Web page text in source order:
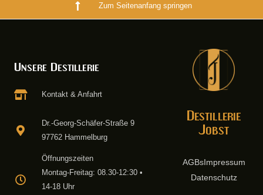
Zum Seitenanfang springen
Unsere Destillerie
Kontakt & Anfahrt
Dr.-Georg-Schäfer-Straße 9
97762 Hammelburg
Öffnungszeiten
Montag-Freitag: 08.30-12:30 •
14-18 Uhr
Destillerie
Jobst
AGBsImpressum
Datenschutz